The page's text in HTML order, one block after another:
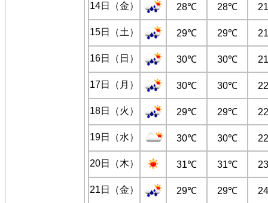
14日（金） 28℃ 28℃
15日（土） 29℃ 29℃
16日（日） 30℃ 30℃
17日（月） 30℃ 30℃
18日（火） 29℃ 29℃
19日（水） 30℃ 30℃
20日（木） 31℃ 31℃
21日（金） 29℃ 29℃